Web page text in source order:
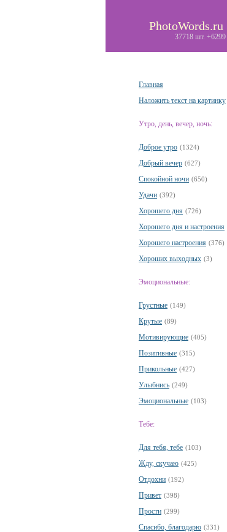
PhotoWords.ru
37718 шт. +6299
Главная
Наложить текст на картинку
Утро, день, вечер, ночь:
Доброе утро (1324)
Добрый вечер (627)
Спокойной ночи (650)
Удачи (392)
Хорошего дня (726)
Хорошего дня и настроения
Хорошего настроения (376)
Хороших выходных (3)
Эмоциональные:
Грустные (149)
Крутые (89)
Мотивирующие (405)
Позитивные (315)
Прикольные (427)
Улыбнись (249)
Эмоциональные (103)
Тебе:
Для тебя, тебе (103)
Жду, скучаю (425)
Отдохни (192)
Привет (398)
Прости (299)
Спасибо, благодарю (331)